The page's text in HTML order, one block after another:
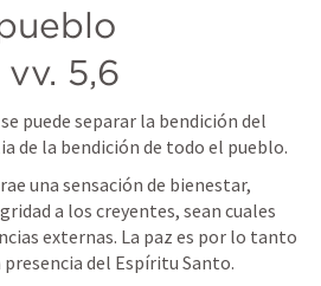
5,6
puede separar la bendición del
de la bendición de todo el pueblo.
una sensación de bienestar,
a los creyentes, sean cuales
externas. La paz es por lo tanto
presencia del Espíritu Santo.